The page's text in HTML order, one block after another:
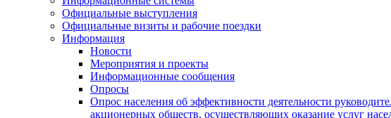
Официальные выступления
Официальные визиты и рабочие поездки
Информация
Новости
Мероприятия и проекты
Информационные сообщения
Опросы
Опрос населения об эффективности деятельности
акционерных обществ, осуществляющих оказание услуг